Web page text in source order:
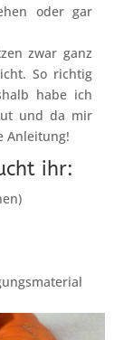
oder gar
zwar ganz
So richtig
habe ich
und da mir
Anleitung!
ihr: